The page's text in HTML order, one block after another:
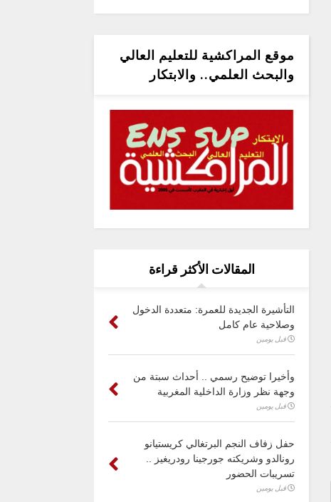
موقع المراكشية للتعليم العالي
والبحث العلمي.. والابتكار
المقالات الأكثر قراءة
التأشيرة الجديدة للعمرة: متعددة الدخول
وصلاحية عام كامل
قبل يومين
وأخيرا توضيح رسمي .. أحداث سبتة من
وجهة نظر وزارة الداخلية المغربية
قبل يومين
حفل زفاف النجم البرتغالي كريستيانو
رونالدو وشريكته جورجينا رودريغيز ..
تسريبات الحضور
قبل يومين